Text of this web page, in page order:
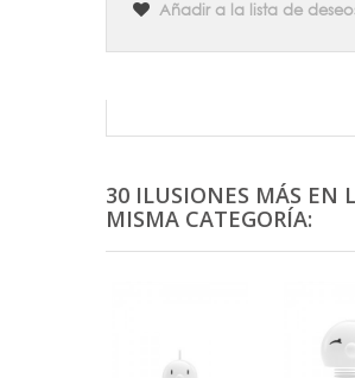
Añadir a la lista de
30 ILUSIONES MÁS EN
MISMA CATEGORÍA: